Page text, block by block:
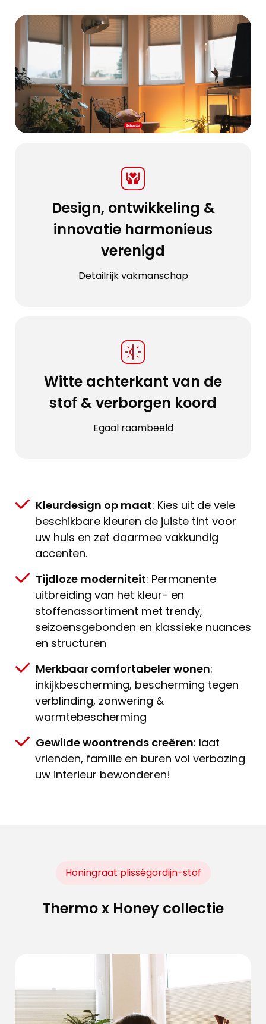
Design, ontwikkeling &
innovatie harmonieus
verenigd
Detailrijk vakmanschap
Witte achterkant van de
stof & verborgen koord
Egaal raambeeld
Kleurdesign op maat: Kies uit de vele
beschikbare kleuren de juiste tint voor
uw huis en zet daarmee vakkundig
accenten.
Tijdloze moderniteit: Permanente
uitbreiding van het kleur- en
stoffenassortiment met trendy,
seizoensgebonden en klassieke nuances
en structuren
Merkbaar comfortabeler wonen:
inkijkbescherming, bescherming tegen
verblinding, zonwering &
warmtebescherming
Gewilde woontrends creëren: laat
vrienden, familie en buren vol verbazing
uw interieur bewonderen!
Honingraat plisségordijn-stof
Thermo x Honey collectie